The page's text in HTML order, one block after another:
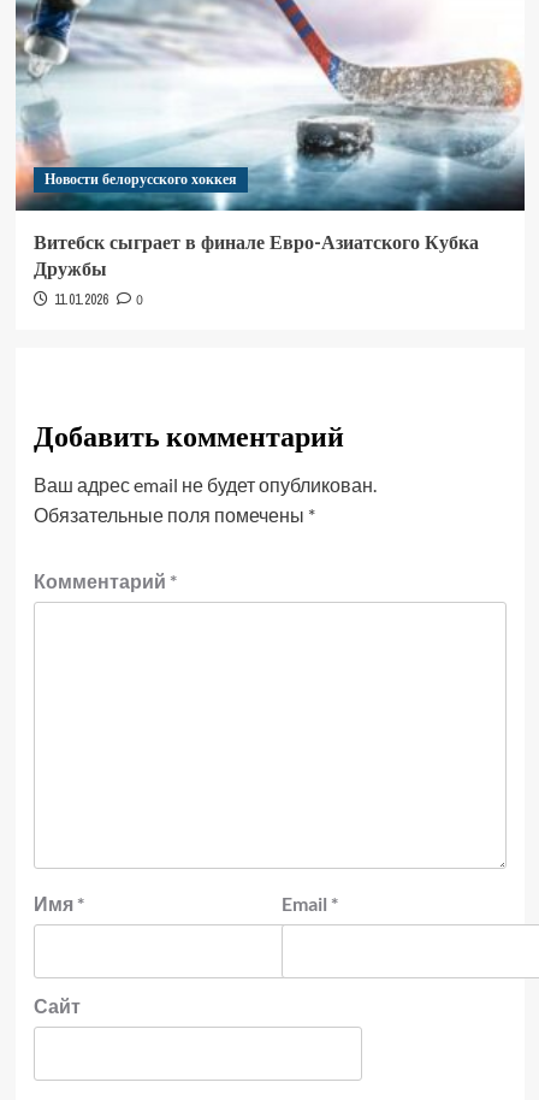
Новости белорусского хоккея
Витебск сыграет в финале Евро-Азиатского Кубка
Дружбы
11.01.2026 0
Добавить комментарий
Ваш адрес email не будет опубликован.
Обязательные поля помечены *
Комментарий *
Имя * Email *
Сайт